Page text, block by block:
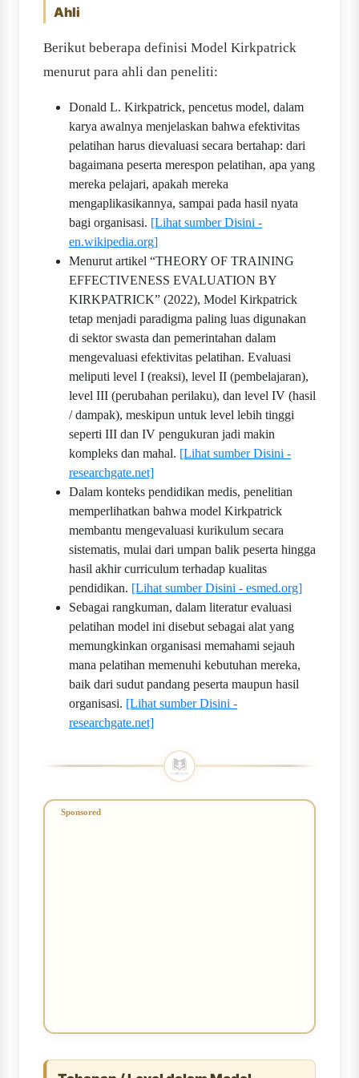
Ahli
Berikut beberapa definisi Model Kirkpatrick
menurut para ahli dan peneliti:
Donald L. Kirkpatrick, pencetus model, dalam
karya awalnya menjelaskan bahwa efektivitas
pelatihan harus dievaluasi secara bertahap: dari
bagaimana peserta merespon pelatihan, apa yang
mereka pelajari, apakah mereka
mengaplikasikannya, sampai pada hasil nyata
bagi organisasi. [Lihat sumber Disini -
en.wikipedia.org]
Menurut artikel “THEORY OF TRAINING
EFFECTIVENESS EVALUATION BY
KIRKPATRICK” (2022), Model Kirkpatrick
tetap menjadi paradigma paling luas digunakan
di sektor swasta dan pemerintahan dalam
mengevaluasi efektivitas pelatihan. Evaluasi
meliputi level I (reaksi), level II (pembelajaran),
level III (perubahan perilaku), dan level IV (hasil
/ dampak), meskipun untuk level lebih tinggi
seperti III dan IV pengukuran jadi makin
kompleks dan mahal. [Lihat sumber Disini -
researchgate.net]
Dalam konteks pendidikan medis, penelitian
memperlihatkan bahwa model Kirkpatrick
membantu mengevaluasi kurikulum secara
sistematis, mulai dari umpan balik peserta hingga
hasil akhir curriculum terhadap kualitas
pendidikan. [Lihat sumber Disini - esmed.org]
Sebagai rangkuman, dalam literatur evaluasi
pelatihan model ini disebut sebagai alat yang
memungkinkan organisasi memahami sejauh
mana pelatihan memenuhi kebutuhan mereka,
baik dari sudut pandang peserta maupun hasil
organisasi. [Lihat sumber Disini -
researchgate.net]